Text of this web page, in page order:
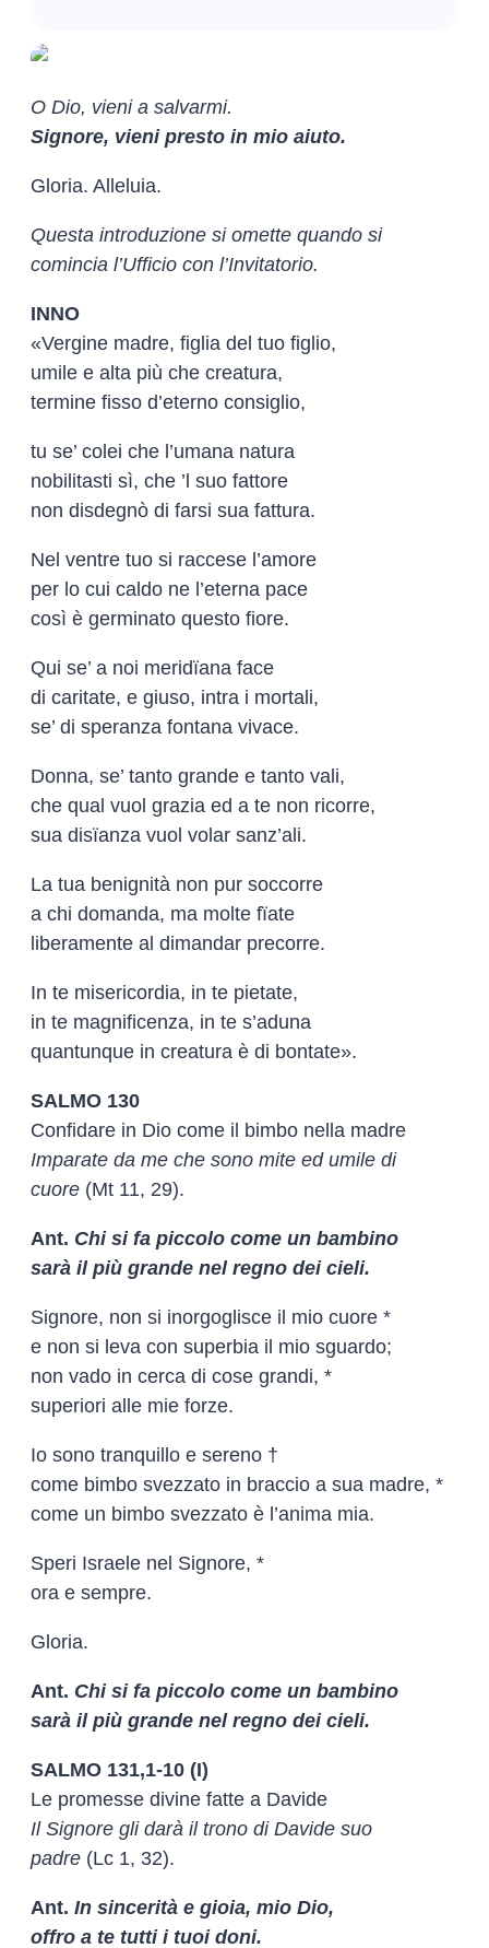
O Dio, vieni a salvarmi.
Signore, vieni presto in mio aiuto.
Gloria. Alleluia.
Questa introduzione si omette quando si
comincia l’Ufficio con l’Invitatorio.
INNO
«Vergine madre, figlia del tuo figlio,
umile e alta più che creatura,
termine fisso d’eterno consiglio,
tu se’ colei che l’umana natura
nobilitasti sì, che ’l suo fattore
non disdegnò di farsi sua fattura.
Nel ventre tuo si raccese l’amore
per lo cui caldo ne l’eterna pace
così è germinato questo fiore.
Qui se’ a noi meridïana face
di caritate, e giuso, intra i mortali,
se’ di speranza fontana vivace.
Donna, se’ tanto grande e tanto vali,
che qual vuol grazia ed a te non ricorre,
sua disïanza vuol volar sanz’ali.
La tua benignità non pur soccorre
a chi domanda, ma molte fïate
liberamente al dimandar precorre.
In te misericordia, in te pietate,
in te magnificenza, in te s’aduna
quantunque in creatura è di bontate».
SALMO 130
Confidare in Dio come il bimbo nella madre
Imparate da me che sono mite ed umile di
cuore (Mt 11, 29).
Ant. Chi si fa piccolo come un bambino
sarà il più grande nel regno dei cieli.
Signore, non si inorgoglisce il mio cuore *
e non si leva con superbia il mio sguardo;
non vado in cerca di cose grandi, *
superiori alle mie forze.
Io sono tranquillo e sereno †
come bimbo svezzato in braccio a sua madre, *
come un bimbo svezzato è l’anima mia.
Speri Israele nel Signore, *
ora e sempre.
Gloria.
Ant. Chi si fa piccolo come un bambino
sarà il più grande nel regno dei cieli.
SALMO 131,1-10 (I)
Le promesse divine fatte a Davide
Il Signore gli darà il trono di Davide suo
padre (Lc 1, 32).
Ant. In sincerità e gioia, mio Dio,
offro a te tutti i tuoi doni.